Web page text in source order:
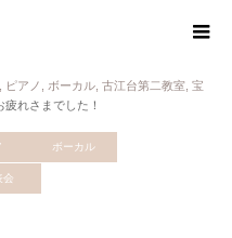
ピアノ ボーカル 古江台第二教室 宝
れさまでした！
ボーカル
会